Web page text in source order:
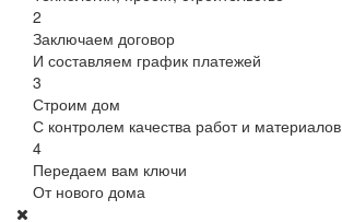
2
Заключаем договор
И составляем график платежей
3
Строим дом
С контролем качества работ и материалов
4
Передаем вам ключи
От нового дома